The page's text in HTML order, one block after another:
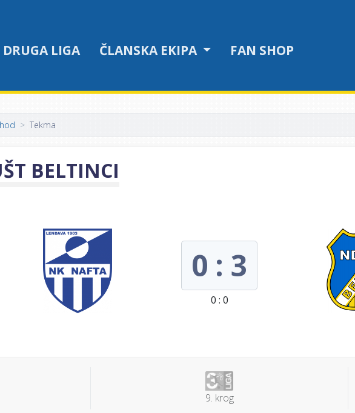
DRUGA LIGA ČLANSKA EKIPA FAN SHOP
Tekma
BELTINCI
0 : 3
0 : 0
9. krog